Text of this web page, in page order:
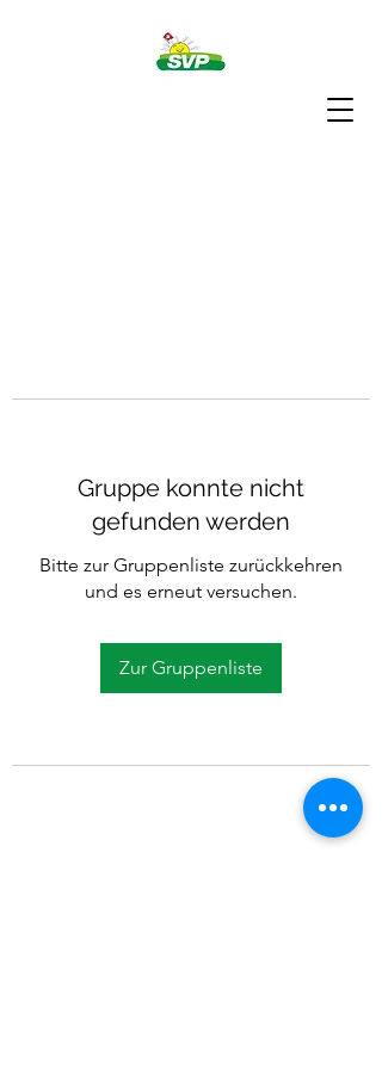
Gruppe konnte nicht
gefunden werden
Bitte zur Gruppenliste zurückkehren
und es erneut versuchen.
Zur Gruppenliste